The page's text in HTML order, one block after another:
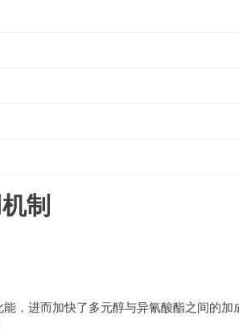
制
，进而加快了多元醇与异氰酸酯之间的加